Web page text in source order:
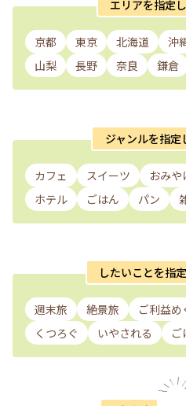
エリアを指定
京都 東京 北海道 沖
山梨
長野 奈良 鎌倉
ジャンルを指定
カフェ スイーツ おみや
ホテル
ごはん パン
したいことを指
週末旅 絶景旅 ご利益め
くつろぐ
いやされる ご